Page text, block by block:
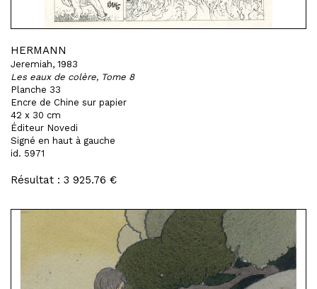
HERMANN
Jeremiah, 1983
Les eaux de colère, Tome 8
Planche 33
Encre de Chine sur papier
42 x 30 cm
Éditeur Novedi
Signé en haut à gauche
id. 5971
Résultat : 3 925.76 €